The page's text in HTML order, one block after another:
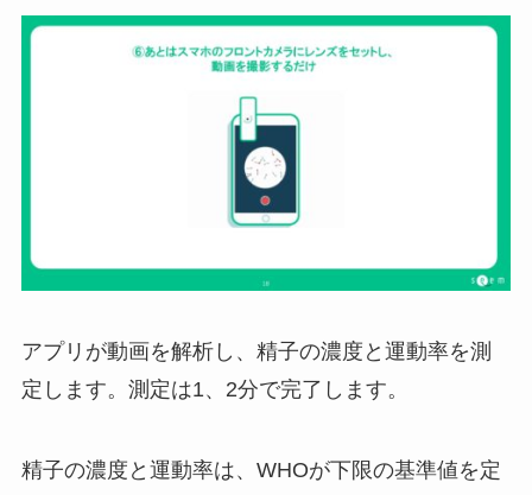
アプリが動画を解析し、精子の濃度と運動率を測
定します。測定は1、2分で完了します。
精子の濃度と運動率は、WHOが下限の基準値を定